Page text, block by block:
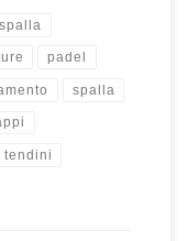
padel
spalla
tendini